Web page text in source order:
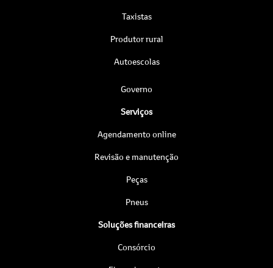
Taxistas
Produtor rural
Autoescolas
Governo
Serviços
Agendamento online
Revisão e manutenção
Peças
Pneus
Soluções financeiras
Consórcio